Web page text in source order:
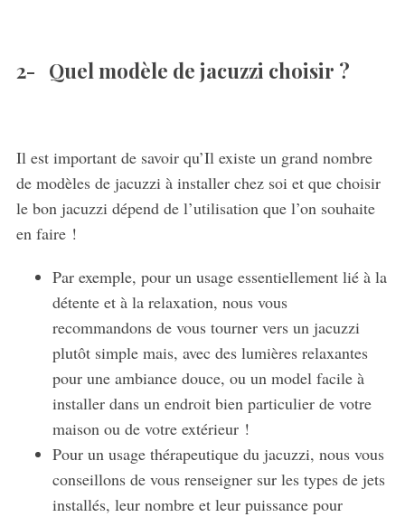
2- Quel modèle de jacuzzi choisir ?
Il est important de savoir qu’Il existe un grand nombre
de modèles de jacuzzi à installer chez soi et que choisir
le bon jacuzzi dépend de l’utilisation que l’on souhaite
en faire !
Par exemple, pour un usage essentiellement lié à la
détente et à la relaxation, nous vous
recommandons de vous tourner vers un jacuzzi
plutôt simple mais, avec des lumières relaxantes
pour une ambiance douce, ou un model facile à
installer dans un endroit bien particulier de votre
maison ou de votre extérieur !
Pour un usage thérapeutique du jacuzzi, nous vous
conseillons de vous renseigner sur les types de jets
installés, leur nombre et leur puissance pour